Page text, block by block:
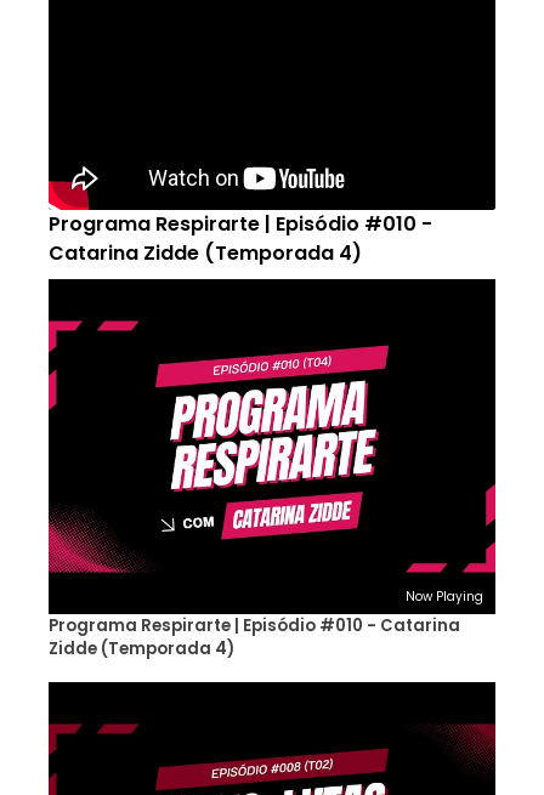
Programa Respirarte | Episódio #010 -
Catarina Zidde (Temporada 4)
Now Playing
Programa Respirarte | Episódio #010 - Catarina
Zidde (Temporada 4)